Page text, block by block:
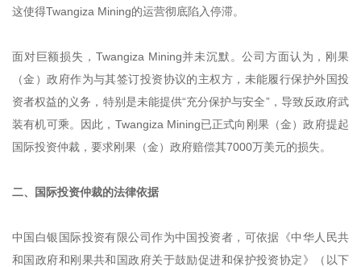
这使得Twangiza Mining的运营彻底陷入停滞。
面对巨额损失，Twangiza Mining并未沉默。公司方面认为，刚果
（金）政府作为与其签订投资协议的主权方，未能履行保护外国投
资者权益的义务，特别是未能提供“充分保护与安全”，导致反政府武
装有机可乘。因此，Twangiza Mining已正式向刚果（金）政府提起
国际投资仲裁，要求刚果（金）政府赔偿其7000万美元的损失。
二、国际投资仲裁的法律依据
中国白银国际投资有限公司作为中国投资者，可依据《中华人民共
和国政府和刚果共和国政府关于鼓励促进和保护投资协定》（以下